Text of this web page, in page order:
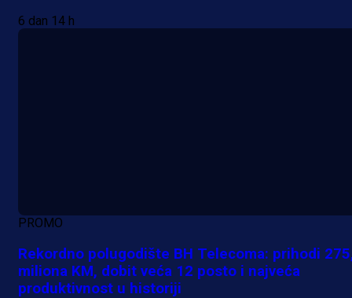
6 dan 14 h
PROMO
Rekordno polugodište BH Telecoma: prihodi
miliona KM, dobit veća 12 posto i najveća
produktivnost u historiji